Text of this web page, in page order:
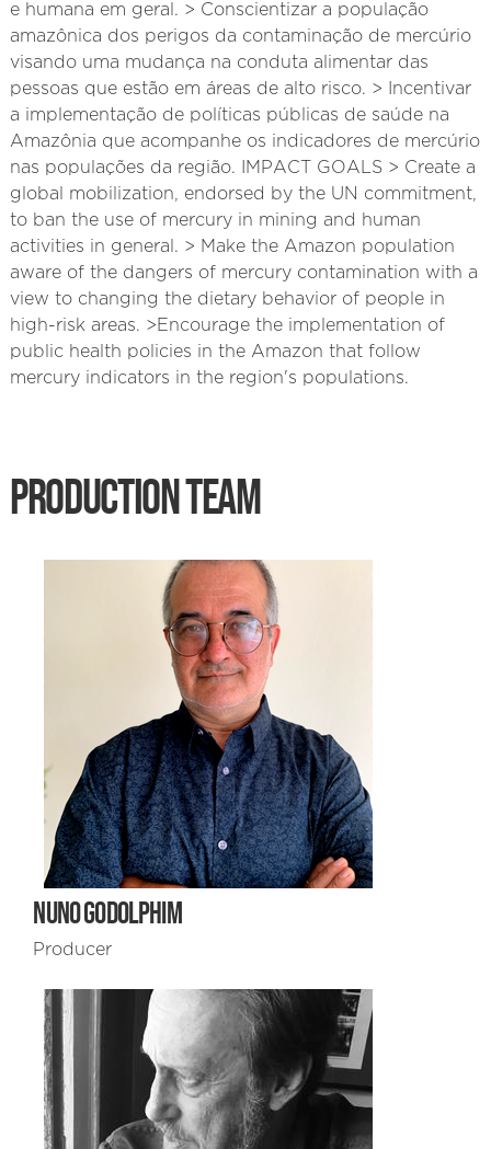
e humana em geral. > Conscientizar a população
amazônica dos perigos da contaminação de mercúrio
visando uma mudança na conduta alimentar das
pessoas que estão em áreas de alto risco. > Incentivar
a implementação de políticas públicas de saúde na
Amazônia que acompanhe os indicadores de mercúrio
nas populações da região. IMPACT GOALS > Create a
global mobilization, endorsed by the UN commitment,
to ban the use of mercury in mining and human
activities in general. > Make the Amazon population
aware of the dangers of mercury contamination with a
view to changing the dietary behavior of people in
high-risk areas. >Encourage the implementation of
public health policies in the Amazon that follow
mercury indicators in the region's populations.
PRODUCTION TEAM
NUNO GODOLPHIM
Producer